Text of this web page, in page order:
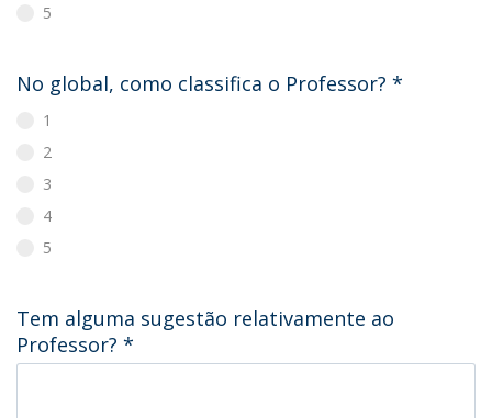
5
No global, como classifica o Professor? *
1
2
3
4
5
Tem alguma sugestão relativamente ao
Professor? *